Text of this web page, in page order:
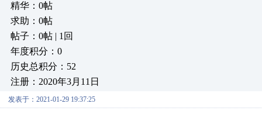
精华：0帖
求助：0帖
帖子：0帖 | 1回
年度积分：0
历史总积分：52
注册：2020年3月11日
发表于：2021-01-29 19:37:25